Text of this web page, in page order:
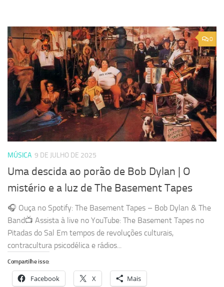
0
MÚSICA 9 DE JULHO DE 2025
Uma descida ao porão de Bob Dylan | O
mistério e a luz de The Basement Tapes
🎧 Ouça no Spotify: The Basement Tapes – Bob Dylan & The
Band📺 Assista à live no YouTube: The Basement Tapes no
Pitadas do Sal Em tempos de revoluções culturais,
contracultura psicodélica e rádios...
Compartilhe isso:
Facebook X Mais